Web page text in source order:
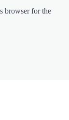
browser for the